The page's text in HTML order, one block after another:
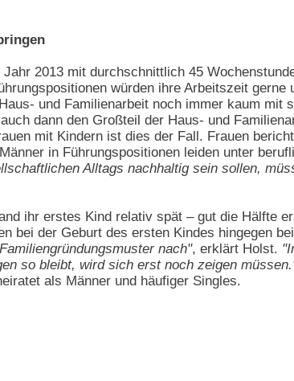
2013 mit durchschnittlich 45
würden ihre Arbeitszeit
und Familienarbeit noch immer kaum mit
dann den Großteil der Haus- und
mit Kindern ist dies der Fall. Frauen
in Führungspositionen leiden unter
Alltags nachhaltig sein sollen,
ihr erstes Kind relativ spät – gut die Hälfte
bei der Geburt des ersten Kindes hingegen
nach", erklärt Holst.
so bleibt, wird sich erst noch zeigen
als Männer und häufiger Singles.